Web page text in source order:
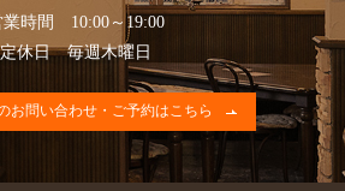
業時間 10:00～19:00
定休日 毎週木曜日
お問い合わせ・ご予約はこちら